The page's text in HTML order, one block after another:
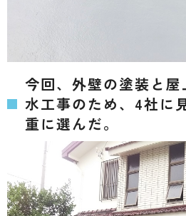
今回、外壁の塗装と
水工事のため、4社に
重に選んだ。